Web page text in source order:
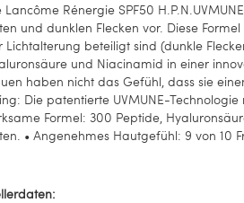
Lancôme Rénergie SPF50
und dunklen Flecken vor. Diese
Lichtalterung beteiligt sind (dunkle
und Niacinamid in einer
haben nicht das Gefühl, dass sie
Die patentierte UVMUNE-
Formel: 300 Peptide,
• Angenehmes Hautgefühl: 9 von 10